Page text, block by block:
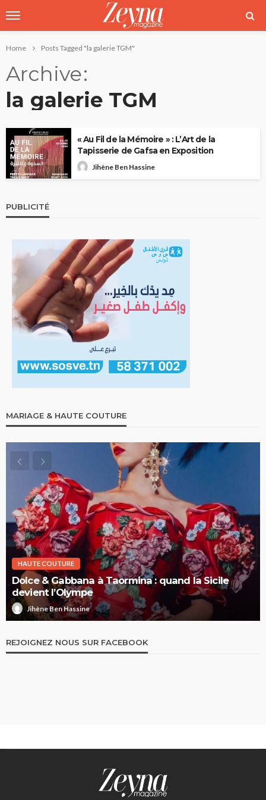
Home Posts Tagged "la galerie TGM"
Archive
la galerie TGM
« Au Fil de la Mémoire » : L’Art de la
Tapisserie de Gafsa en Exposition
Jihène Ben Hassine
PUBLICITÉ
MARIAGE & HAUTE COUTURE
HAUTE COUTURE
Dolce & Gabbana à Taormina : quand la Sicile
devient l’Olympe
Jihène Ben Hassine
REJOIGNEZ NOUS SUR FACEBOOK